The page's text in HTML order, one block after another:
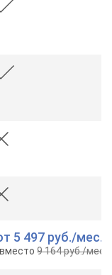
5 497 руб./мес.
9 164 руб./мес.